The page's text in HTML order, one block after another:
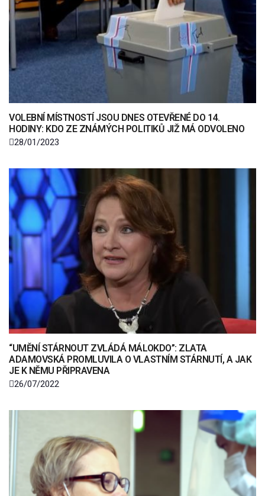
VOLEBNÍ MÍSTNOSTÍ JSOU DNES OTEVŘENÉ DO 14.
HODINY: KDO ZE ZNÁMÝCH POLITIKŮ JIŽ MÁ ODVOLENO
28/01/2023
“UMĚNÍ STÁRNOUT ZVLÁDÁ MÁLOKDO”: ZLATA
ADAMOVSKÁ PROMLUVILA O VLASTNÍM STÁRNUTÍ, A JAK
JE K NĚMU PŘIPRAVENA
26/07/2022